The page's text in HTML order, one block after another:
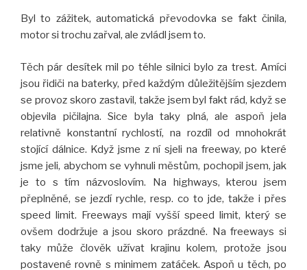
Byl to zážitek, automatická převodovka se fakt činila,
motor si trochu zařval, ale zvládl jsem to.
Těch pár desítek mil po téhle silnici bylo za trest. Amíci
jsou řidiči na baterky, před každým důležitějším sjezdem
se provoz skoro zastavil, takže jsem byl fakt rád, když se
objevila pičilajna. Sice byla taky plná, ale aspoň jela
relativně konstantní rychlostí, na rozdíl od mnohokrát
stojící dálnice. Když jsme z ní sjeli na freeway, po které
jsme jeli, abychom se vyhnuli městům, pochopil jsem, jak
je to s tím názvoslovím. Na highways, kterou jsem
přeplněné, se jezdí rychle, resp. co to jde, takže i přes
speed limit. Freeways mají vyšší speed limit, který se
ovšem dodržuje a jsou skoro prázdné. Na freeways si
taky může člověk užívat krajinu kolem, protože jsou
postavené rovně s minimem zatáček. Aspoň u těch, po